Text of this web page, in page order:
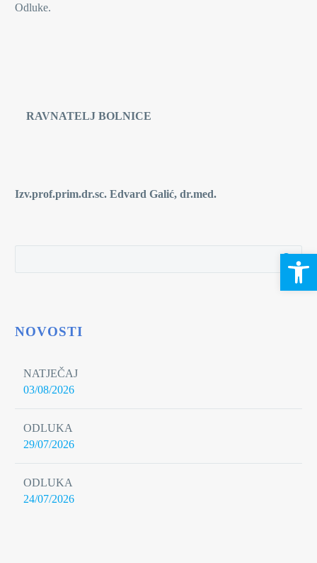
Odluke.
RAVNATELJ BOLNICE
Izv.prof.prim.dr.sc. Edvard Galić, dr.med.
NOVOSTI
NATJEČAJ
03/08/2026
ODLUKA
29/07/2026
ODLUKA
24/07/2026